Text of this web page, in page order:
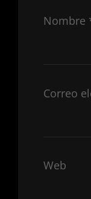
Nombre
Correo
Web